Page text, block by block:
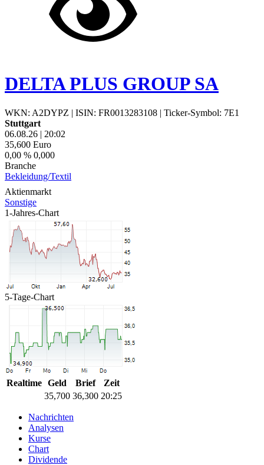
DELTA PLUS GROUP SA
WKN: A2DYPZ | ISIN: FR0013283108 | Ticker-Symbol: 7E1
Stuttgart
06.08.26 | 20:02
35,600 Euro
0,00 % 0,000
Branche
Bekleidung/Textil
Aktienmarkt
Sonstige
1-Jahres-Chart
5-Tage-Chart
Realtime Geld Brief
Zeit
35,700 36,300 20:25
Nachrichten
Analysen
Kurse
Chart
Dividende